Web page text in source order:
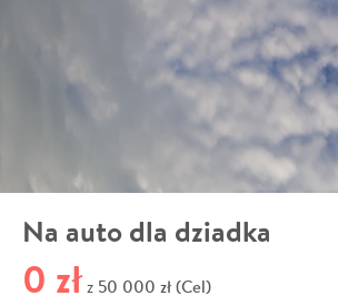
Na auto dla dziadka
0 zł z 50 000 zł (Cel)